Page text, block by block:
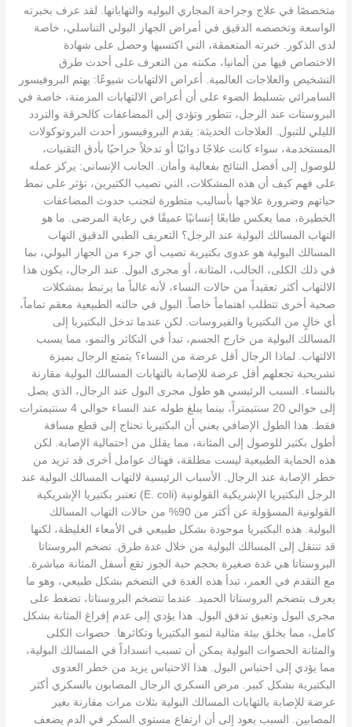
متخصصًا في علاج وجراحة المجاري البوليه والتهاباتها. لقد عرف بخبرته
الواسعة وتخصصه الدقيق في أمراض الجهاز البولي التناسلي، خاصة
لدى الذكور. خبرته المتعمقة، التي اكتسبها وحصل على شهادة
الاختصاص فيها من ألمانيا، مكنته من التعرف على أحدث طرق
التشخيص والعلاجات العالمية. أعراض الالتهابات شيوعًا: يهتم البروفيسور
السامرائي بتسليط الضوء على أن أعراض الالتهابات المزمنة، خاصة في
البروستات عند الرجل، تتطور وتؤدي إلى المضاعفات كالحرقة والتردد
الليلي للتبول. العلاجات الحديثة: يقدم البروفيسور أحدث البروتوكولات
المستخدمة، سواء كانت علاجًا دوائيًا أو تدخلاً جراحيًا بأدق التقنيات،
للوصول إلى أفضل النتائج بفعالية وأمان. الجانب الإنساني: يركز عمله
على فهم كيف أن هذه المشكلات، التي تصيب الكثيرين، تؤثر على نمط
حياتهم وضرورة علاجها بأساليب متطورة لتجنب حدوث المضاعفات
الخطيرة، مما يعكس طابعًا إنسانيًا عميقًا في رعاية المرضى. ما هو
التهاب المسالك البولية عند الرجل؟ التعريف الطبي الدقيق التهاب
المسالك البولية هو عدوى بكتيرية تصيب أي جزء من الجهاز البولي، بما
في ذلك الكلى، الحالب، المثانة، أو مجرى البول. عند الرجال، يكون هذا
الالتهاب أكثر تعقيداً من حالات النساء، لأنه غالباً ما يرتبط بمشكلات
صحية أخرى تتطلب اهتماماً خاصاً. البول في حالته الطبيعية معقم تماماً،
أي خالٍ من البكتيريا والفيروسات. لكن عندما تدخل البكتيريا إلى
المسالك البولية من خارج الجسم، تبدأ في التكاثر والنمو، مما يسبب
الالتهاب. لماذا الرجال أقل عرضة من النساء؟ يتمتع الرجال بميزة
تشريحية تجعلهم أقل عرضة للإصابة بالتهابات المسالك البولية مقارنة
بالنساء. السبب الرئيسي هو طول مجرى البول عند الرجال، الذي يصل
إلى حوالي 20 سنتيمتراً، بينما يبلغ طوله عند النساء حوالي 4 سنتيمترات
فقط. هذا الطول الإضافي يعني أن البكتيريا تحتاج إلى قطع مسافة
أطول بكثير للوصول إلى المثانة، مما يقلل من احتمالية الإصابة. لكن
هذه الحماية الطبيعية ليست مطلقة، فهناك عوامل أخرى قد تزيد من
خطر الإصابة عند الرجال. الأسباب الرئيسية لالتهاب المسالك البولية عند
الرجل البكتيريا الإشريكية القولونية (E. coli) تعتبر بكتيريا الإشريكية
القولونية المسؤولة عن أكثر من 90% من حالات التهاب المسالك
البولية. هذه البكتيريا موجودة بشكل طبيعي في الأمعاء الغليظة، لكنها
قد تنتقل إلى المسالك البولية من خلال عدة طرق. تضخم البروستاتا
البروستاتا هي غدة صغيرة بحجم حبة الجوز تقع أسفل المثانة مباشرة.
مع التقدم في العمر، تبدأ هذه الغدة في التضخم بشكل طبيعي، وهو ما
يعرف بتضخم البروستاتا الحميد. عندما تتضخم البروستاتا، تضغط على
مجرى البول وتعيق تدفق البول. هذا يؤدي إلى عدم إفراغ المثانة بشكل
كامل، مما يخلق بيئة مثالية لنمو البكتيريا وتكاثرها. حصوات الكلى
والمثانة الحصوات البولية يمكن أن تسبب انسداداً في المسالك البولية،
مما يؤدي إلى احتباس البول. هذا الاحتباس يزيد من خطر العدوى
البكتيرية بشكل كبير. مرض السكري الرجال المصابون بالسكري أكثر
عرضة للإصابة بالتهابات المسالك البولية بثلاث مرات مقارنة بغير
المصابين. السبب يعود إلى أن ارتفاع مستوى السكر في الدم يضعف